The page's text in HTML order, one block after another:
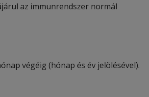
az immunrendszer normál
végéig (hónap és év jelölésével).